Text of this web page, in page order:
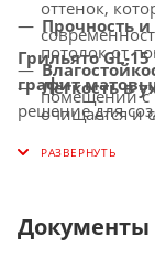
оттенок,
помещений
материалов,
Прочность и
потолок от
Лёгкость в
очищается и
Широкая
Грильято GL-
графит
решение для
комфорт.
Документы